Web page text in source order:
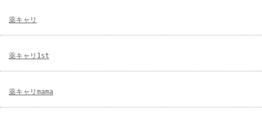
薬キャリ
薬キャリ1st
薬キャリmama